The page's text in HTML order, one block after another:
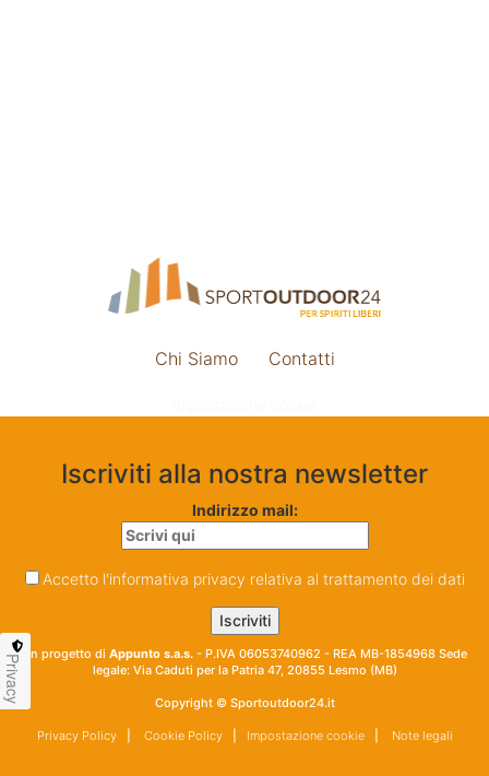
Chi Siamo Contatti
Iscriviti alla nostra newsletter
Indirizzo mail:
Accetto l'informativa privacy relativa al trattamento dei dati
Un progetto di Appunto s.a.s. - P.IVA 06053740962 - REA MB-1854968 Sede
legale: Via Caduti per la Patria 47, 20855 Lesmo (MB)
Copyright © Sportoutdoor24.it
Privacy Policy| Cookie Policy| Impostazione cookie| Note legali
Privacy